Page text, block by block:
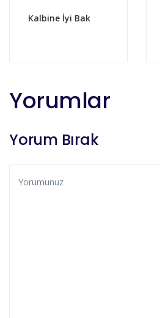
Kalbine İyi Bak
Yorumlar
Yorum Bırak